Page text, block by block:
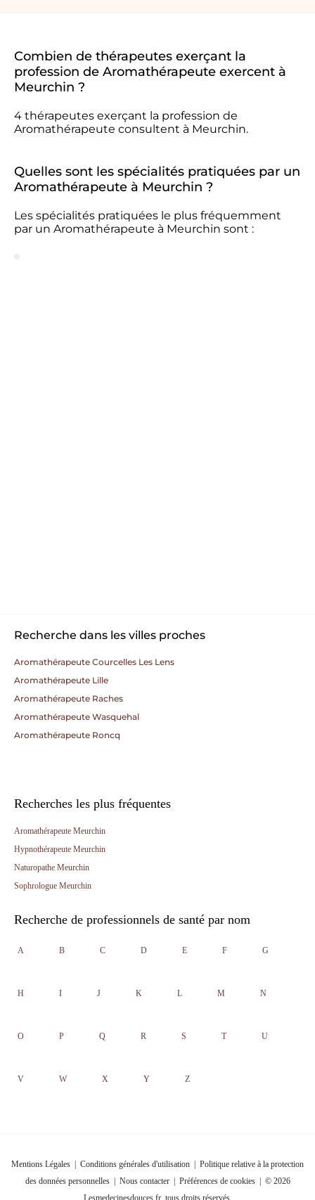
Combien de thérapeutes exerçant la
profession de Aromathérapeute exercent à
Meurchin ?
4 thérapeutes exerçant la profession de
Aromathérapeute consultent à Meurchin.
Quelles sont les spécialités pratiquées par un
Aromathérapeute à Meurchin ?
Les spécialités pratiquées le plus fréquemment
par un Aromathérapeute à Meurchin sont :
Recherche dans les villes proches
Aromathérapeute Courcelles Les Lens
Aromathérapeute Lille
Aromathérapeute Raches
Aromathérapeute Wasquehal
Aromathérapeute Roncq
Recherches les plus fréquentes
Aromathérapeute Meurchin
Hypnothérapeute Meurchin
Naturopathe Meurchin
Sophrologue Meurchin
Recherche de professionnels de santé par nom
A B C D E F G
H I J K L M N
O P Q R S T U
V W X Y Z
Mentions Légales Conditions générales d'utilisation
Politique relative à la protection
des données personnelles| Nous contacter| Préférences de cookies| © 2026
Lesmedecinesdouces.fr, tous droits réservés.